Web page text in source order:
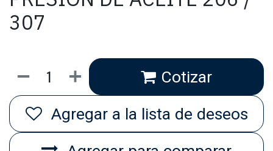
307
Cotizar
Agregar a la lista de deseos